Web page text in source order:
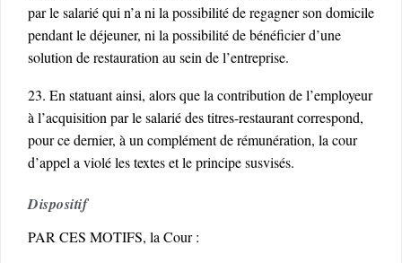
par le salarié qui n’a ni la possibilité de regagner son domicile
pendant le déjeuner, ni la possibilité de bénéficier d’une
solution de restauration au sein de l’entreprise.
23. En statuant ainsi, alors que la contribution de l’employeur
à l’acquisition par le salarié des titres-restaurant correspond,
pour ce dernier, à un complément de rémunération, la cour
d’appel a violé les textes et le principe susvisés.
Dispositif
PAR CES MOTIFS, la Cour :